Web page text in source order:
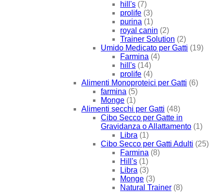
hill's (7)
prolife (3)
purina (1)
royal canin (2)
Trainer Solution (2)
Umido Medicato per Gatti (19)
Farmina (4)
hill's (14)
prolife (4)
Alimenti Monoproteici per Gatti (6)
farmina (5)
Monge (1)
Alimenti secchi per Gatti (48)
Cibo Secco per Gatte in
Gravidanza o Allattamento (1)
Libra (1)
Cibo Secco per Gatti Adulti (25)
Farmina (8)
Hill's (1)
Libra (3)
Monge (3)
Natural Trainer (8)